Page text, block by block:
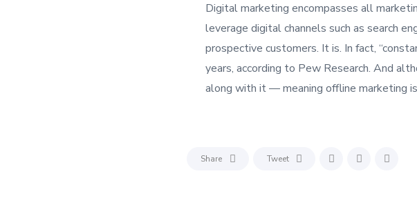
Digital marketing encompasses all
leverage digital channels such as search
prospective customers. It is. In fact,
years, according to Pew Research. And
along with it — meaning offline marketing
Share Tweet